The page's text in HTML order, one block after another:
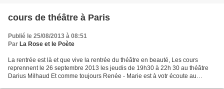
cours de théâtre à Paris
Publié le 25/08/2013 à 08:51
Par La Rose et le Poète
La rentrée est là et que vive la rentrée du théâtre en beauté, Les cours
reprennent le 26 septembre 2013 les jeudis de 19h30 à 22h 30 au théâtre
Darius Milhaud Et comme toujours Renée - Marie est à votr écoute au